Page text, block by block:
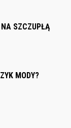
SZCZUPŁĄ
MODY?